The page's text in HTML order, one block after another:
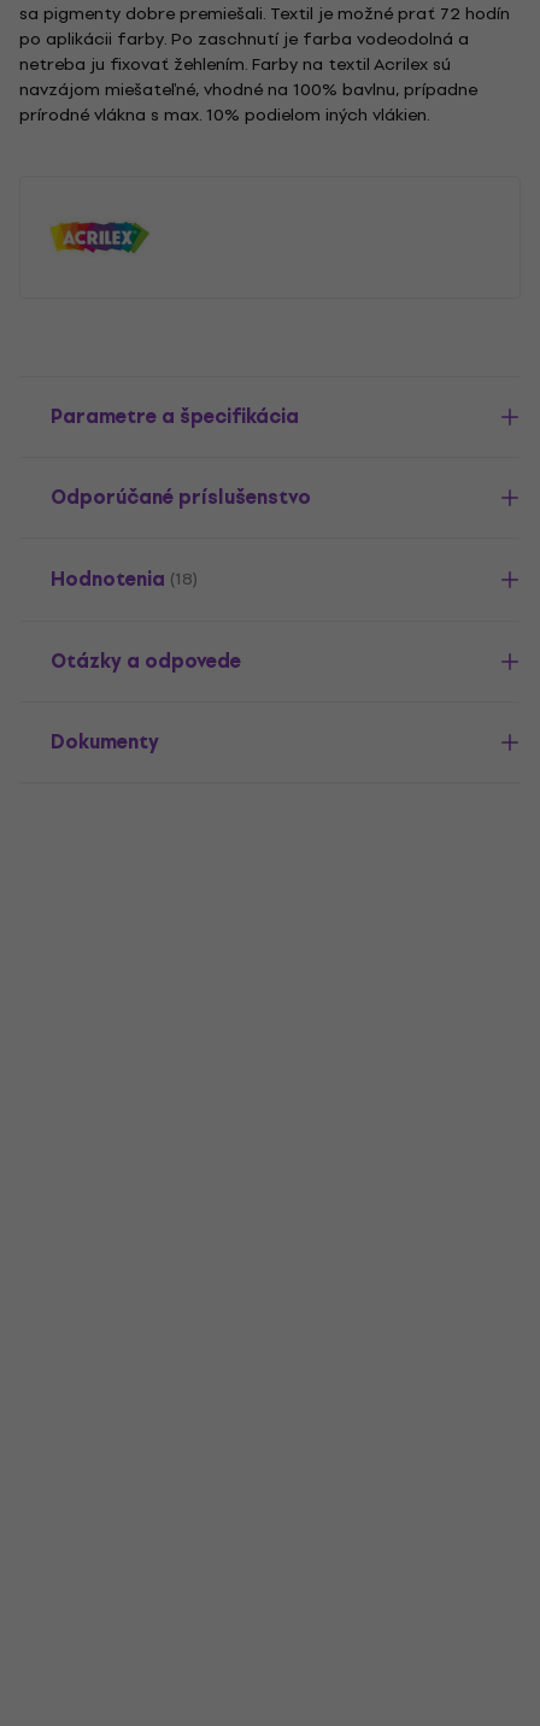
sa pigmenty dobre premiešali. Textil je možné prať 72 hodín
po aplikácii farby. Po zaschnutí je farba vodeodolná a
netreba ju fixovať žehlením. Farby na textil Acrilex sú
navzájom miešateľné, vhodné na 100% bavlnu, prípadne
prírodné vlákna s max. 10% podielom iných vlákien.
Parametre a špecifikácia
Odporúčané príslušenstvo
Hodnotenia (18)
Otázky a odpovede
Dokumenty